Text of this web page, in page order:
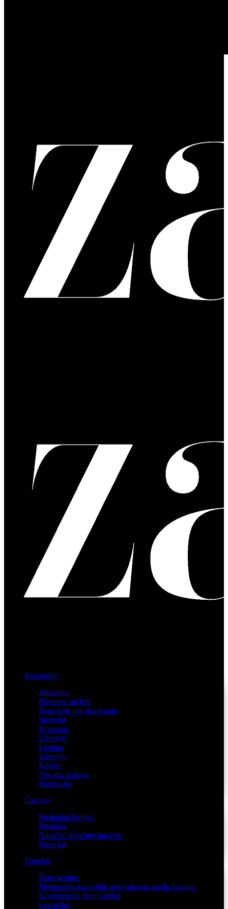
Kategorije
Aktualno
Poslovni savjeti
Žene koje nas inspiriraju
Intervjui
Kolumne
Lifestyle
Ljepota
Zdravlje
Knjige
Tiskana izdanja
Promocije
Časopis
Prethodni brojevi
Pretplata
Naručite prijašnje brojeve
Press kit
Projekti
Žena godine
Mentorstvo kao oblik networkinga među ženama
Konferencija Her Capital
Learn2be